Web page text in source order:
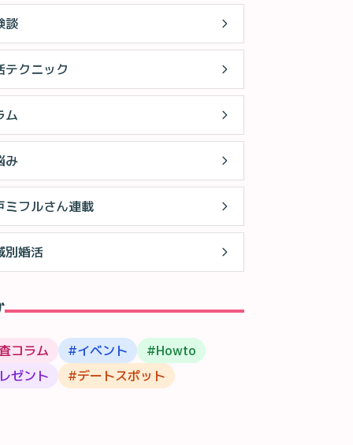
談
テクニック
ム
み
ミフルさん連載
別婚活
コラム #イベント #Howto
ゼント
#デートスポット